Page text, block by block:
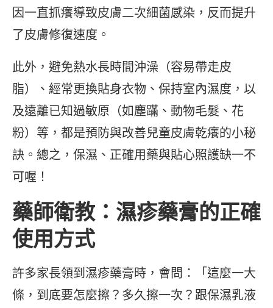
因一直抓癢導致皮膚二次細菌感染，反而提升
了皮膚修復速度。
此外，避免熱水長時間沖澡（容易帶走皮
脂）、經常更換貼身衣物、保持室內濕度，以
及遠離已知過敏原（如塵蹣、動物毛髮、花
粉）等，都是預防與改善兒童皮膚乾癢的小秘
訣。總之，保濕、正確用藥與貼心照護缺一不
可喔！
藥師衛教：濕疹藥膏的正確
使用方式
許多家長領到濕疹藥膏時，會問：「這麼一大
條，到底要怎麼擦？多久擦一次？跟保濕乳液